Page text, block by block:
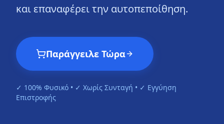
και επαναφέρει την αυτοπεποίθηση.
Παράγγειλε Τώρα
✓ 100% Φυσικό • ✓ Χωρίς Συνταγή • ✓ Εγγύηση
Επιστροφής